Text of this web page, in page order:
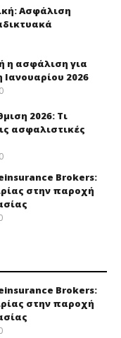
Ασφάλιση
η ασφάλιση για
2026
0
2026: Τι
ασφαλιστικές
0
Brokers:
στην παροχή
Brokers:
στην παροχή